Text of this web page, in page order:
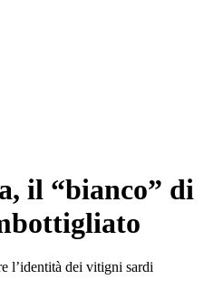
il “bianco” di
l’identità dei vitigni sardi